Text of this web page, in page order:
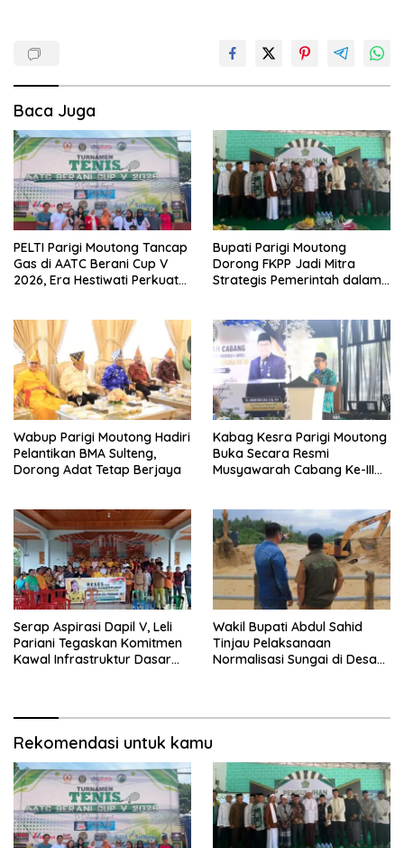
Baca Juga
PELTI Parigi Moutong Tancap
Gas di AATC Berani Cup V
2026, Era Hestiwati Perkuat
Bupati Parigi Moutong
Dorong FKPP Jadi Mitra
Strategis Pemerintah dalam
Wabup Parigi Moutong Hadiri
Pelantikan BMA Sulteng,
Dorong Adat Tetap Berjaya
Kabag Kesra Parigi Moutong
Buka Secara Resmi
Musyawarah Cabang Ke-III
Serap Aspirasi Dapil V, Leli
Pariani Tegaskan Komitmen
Kawal Infrastruktur Dasar
Wakil Bupati Abdul Sahid
Tinjau Pelaksanaan
Normalisasi Sungai di Desa
Rekomendasi untuk kamu